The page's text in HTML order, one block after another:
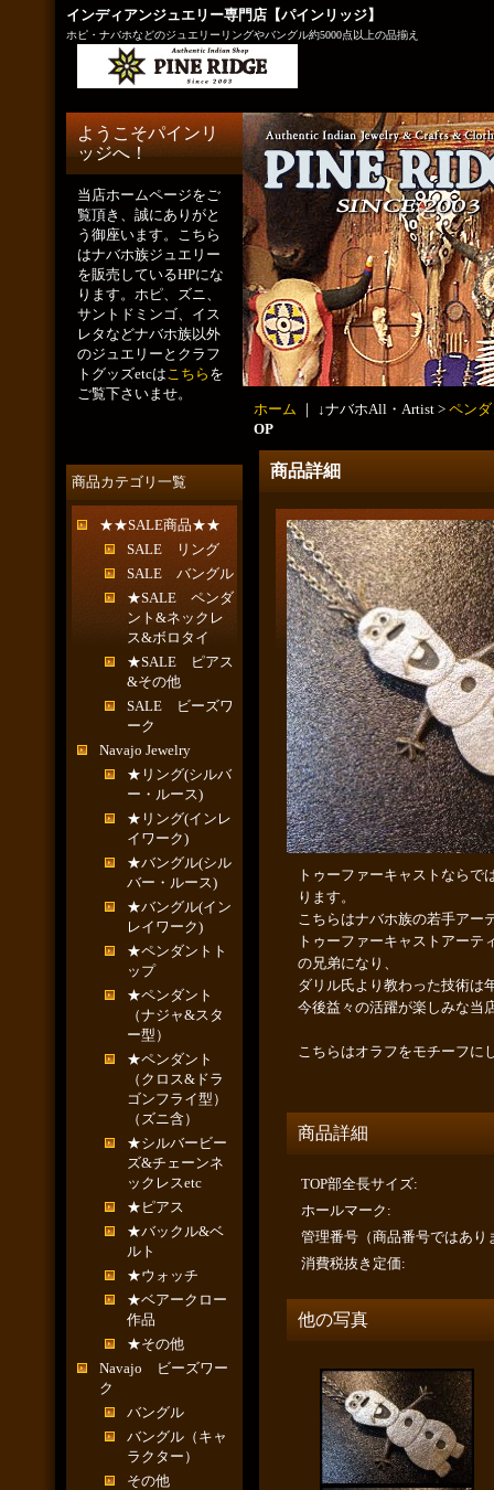
インディアンジュエリー専門店【パインリッジ】
ホピ・ナバホなどのジュエリーリングやバングル約5000点以上の品揃え
ようこそパインリ
ッジへ！
当店ホームページをご
覧頂き、誠にありがと
う御座います。こちら
はナバホ族ジュエリー
を販売しているHPにな
ります。ホピ、ズニ、
サントドミンゴ、イス
レタなどナバホ族以外
のジュエリーとクラフ
トグッズetcはこちら を
ご覧下さいませ。
商品カテゴリ一覧
★★SALE商品★★
SALE リング
SALE バングル
★SALE ペンダ
ント&ネックレ
ス&ボロタイ
★SALE ピアス
&その他
SALE ビーズワ
ーク
Navajo Jewelry
★リング(シルバ
ー・ルース)
★リング(インレ
イワーク)
★バングル(シル
バー・ルース)
★バングル(イン
レイワーク)
★ペンダントト
ップ
★ペンダント
（ナジャ&スタ
ー型）
★ペンダント
（クロス&ドラ
ゴンフライ型）
（ズニ含）
★シルバービー
ズ&チェーンネ
ックレスetc
★ピアス
★バックル&ベ
ルト
★ウォッチ
★ベアークロー
作品
★その他
Navajo ビーズワー
ク
バングル
バングル（キャ
ラクター）
その他
ホーム ｜ ↓ナバホAll・Artist > ペン
OP
商品詳細
トゥーファーキャストなら
ります。
こちらはナバホ族の若手アー
トゥーファーキャストアー
の兄弟になり、
ダリル氏より教わった技術は
今後益々の活躍が楽しみな当
こちらはオラフをモチーフに
商品詳細
TOP部全長サイズ:
ホールマーク :
管理番号（商品番号ではあり
消費税抜き定価:
他の写真